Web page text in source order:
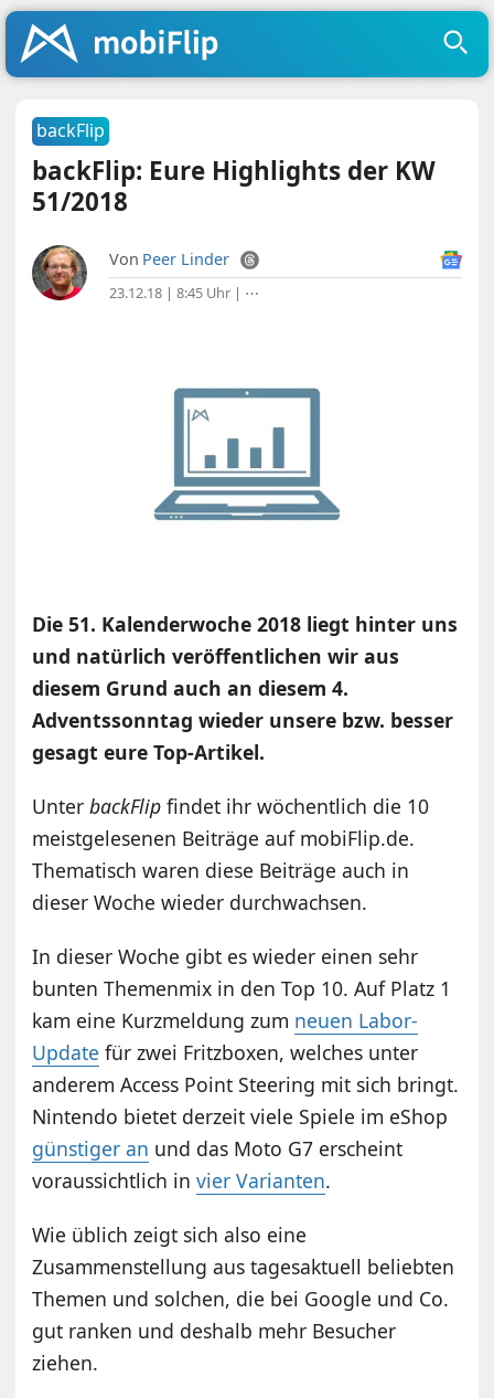
backFlip
backFlip: Eure Highlights der KW
51/2018
Von Peer Linder
23.12.18 | 8:45 Uhr | ⋯
Die 51. Kalenderwoche 2018 liegt hinter uns
und natürlich veröffentlichen wir aus
diesem Grund auch an diesem 4.
Adventssonntag wieder unsere bzw. besser
gesagt eure Top-Artikel.
UnterbackFlipfindet ihr wöchentlich die 10
meistgelesenen Beiträge auf mobiFlip.de.
Thematisch waren diese Beiträge auch in
dieser Woche wieder durchwachsen.
In dieser Woche gibt es wieder einen sehr
bunten Themenmix in den Top 10. Auf Platz 1
kam eine Kurzmeldung zum neuen Labor-
Update für zwei Fritzboxen, welches unter
anderem Access Point Steering mit sich bringt.
Nintendo bietet derzeit viele Spiele im eShop
günstiger an und das Moto G7 erscheint
voraussichtlich invier Varianten.
Wie üblich zeigt sich also eine
Zusammenstellung aus tagesaktuell beliebten
Themen und solchen, die bei Google und Co.
gut ranken und deshalb mehr Besucher
ziehen.